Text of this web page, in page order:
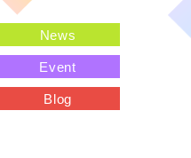
News
Event
Blog